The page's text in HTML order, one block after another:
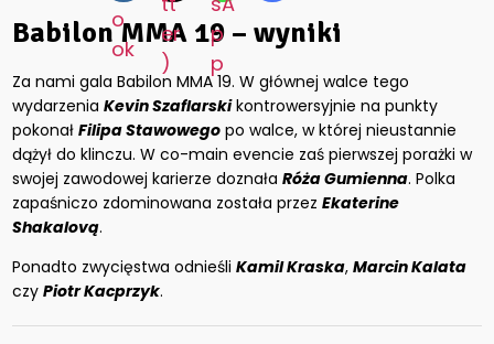
Babilon MMA 19 – wyniki
Za nami gala Babilon MMA 19. W głównej walce tego
wydarzeniaKevin Szaflarskikontrowersyjnie na punkty
pokonałFilipa Stawowego po walce, w której nieustannie
dążył do klinczu. W co-main evencie zaś pierwszej porażki w
swojej zawodowej karierze doznałaRóża Gumienna. Polka
zapaśniczo zdominowana została przezEkaterine
Shakalovą.
Ponadto zwycięstwa odnieśliKamil Kraska,Marcin Kalata
czyPiotr Kacprzyk.